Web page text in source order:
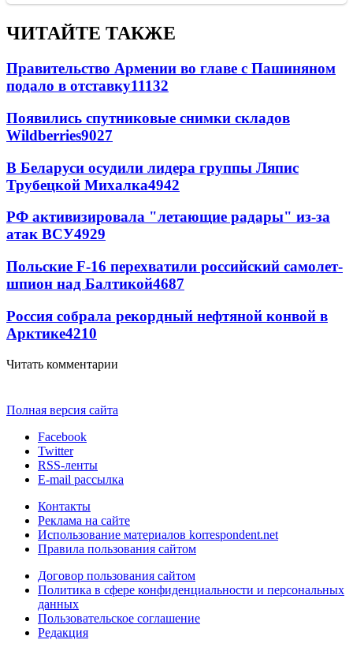
ЧИТАЙТЕ ТАКЖЕ
Правительство Армении во главе с Пашиняном
подало в отставку11132
Появились спутниковые снимки складов
Wildberries9027
В Беларуси осудили лидера группы Ляпис
Трубецкой Михалка4942
РФ активизировала "летающие радары" из-за
атак ВСУ4929
Польские F-16 перехватили российский самолет-
шпион над Балтикой4687
Россия собрала рекордный нефтяной конвой в
Арктике4210
Читать комментарии
Полная версия сайта
Facebook
Twitter
RSS-ленты
E-mail рассылка
Контакты
Реклама на сайте
Использование материалов korrespondent.net
Правила пользования сайтом
Договор пользования сайтом
Политика в сфере конфиденциальности и персональных
данных
Пользовательское соглашение
Редакция